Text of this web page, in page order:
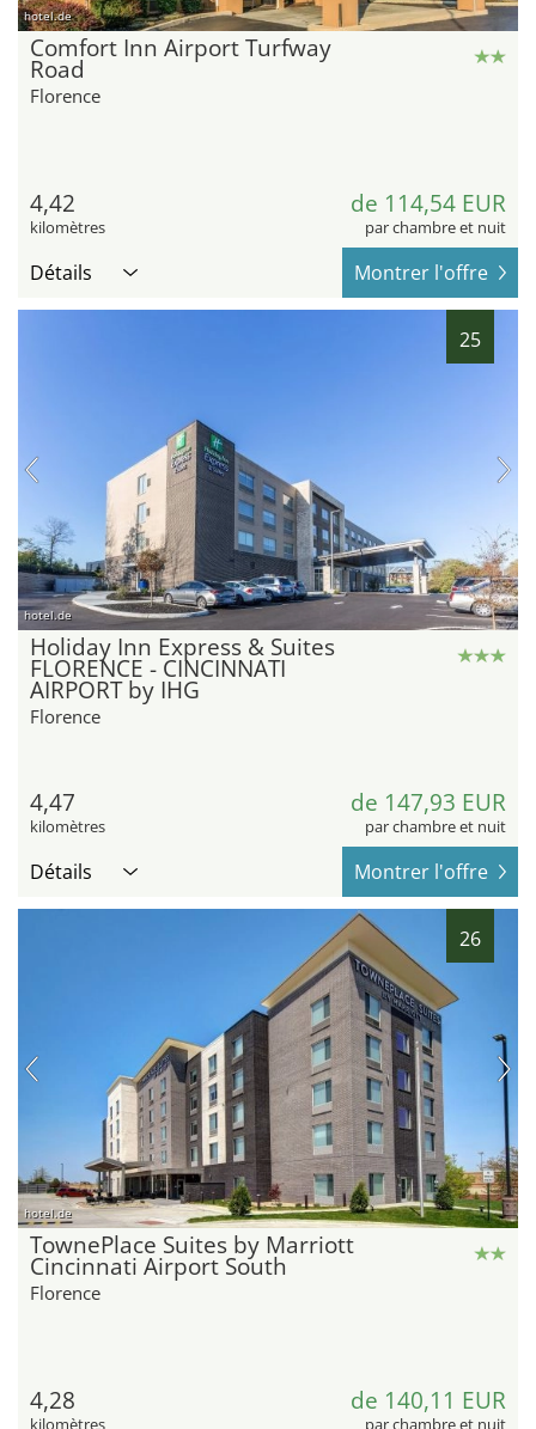
hotel.de
Comfort Inn Airport Turfway
Road
Florence
4,42
kilomètres
de 114,54 EUR
par chambre et nuit
Détails Montrer l'offre
25
hotel.de
Holiday Inn Express & Suites
FLORENCE - CINCINNATI
AIRPORT by IHG
Florence
4,47
kilomètres
de 147,93 EUR
par chambre et nuit
Détails Montrer l'offre
26
hotel.de
TownePlace Suites by Marriott
Cincinnati Airport South
Florence
4,28 de 140,11 EUR